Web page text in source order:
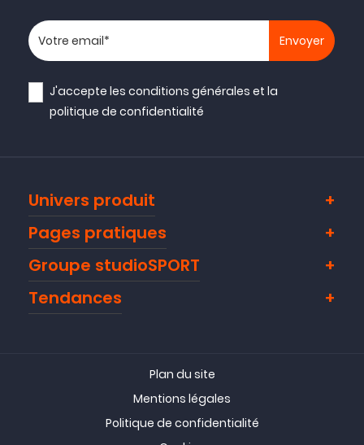
Votre adresse email
J'accepte lesconditions générales et la
politique de confidentialité
Univers produit
Pages pratiques
Groupe studioSPORT
Tendances
Plan du site
Mentions légales
Politique de confidentialité